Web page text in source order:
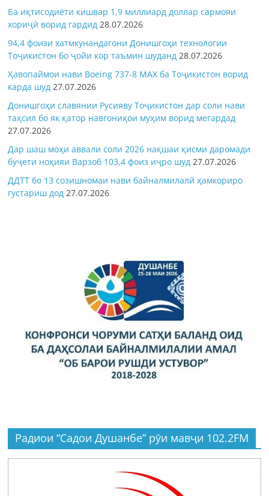
Ба иқтисодиёти кишвар 1,9 миллиард доллар сармояи
хориҷӣ ворид гардид 28.07.2026
94,4 фоизи хатмкунандагони Донишгоҳи технологии
Тоҷикистон бо ҷойи кор таъмин шуданд 28.07.2026
Ҳавопаймои нави Boeing 737-8 MAX ба Тоҷикистон ворид
карда шуд 27.07.2026
Донишгоҳи славянии Русияву Тоҷикистон дар соли нави
таҳсил бо як қатор навгониҳои муҳим ворид мегардад
27.07.2026
Дар шаш моҳи аввали соли 2026 нақшаи қисми даромади
буҷети ноҳияи Варзоб 103,4 фоиз иҷро шуд 27.07.2026
ДДТТ бо 13 созишномаи нави байналмилалӣ ҳамкориро
густариш дод 27.07.2026
Радиои “Садои Душанбе” рӯи мавҷи 102.2FM